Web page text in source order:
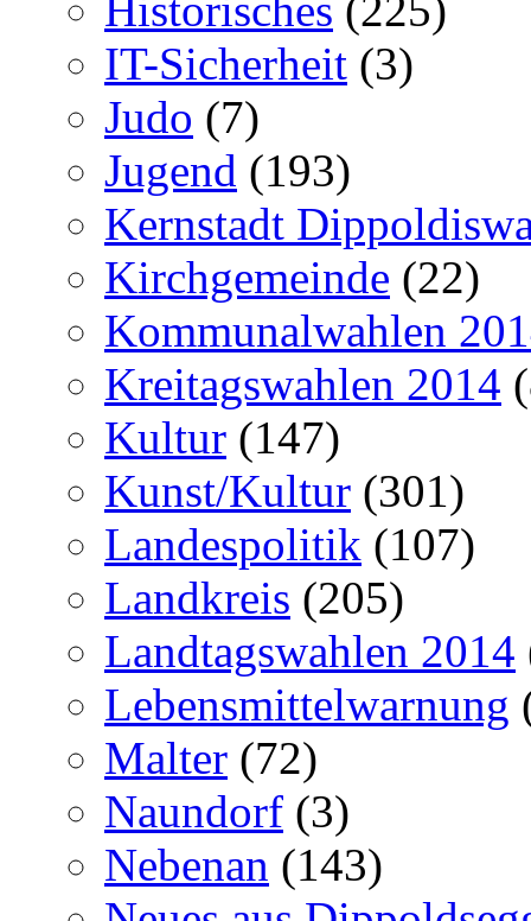
IT-Sicherheit (3)
Judo (7)
Jugend (193)
Kernstadt
Kirchgemeinde (22)
Kommunalwahlen
Kreitagswahlen 2014
Kultur (147)
Kunst/Kultur (301)
Landespolitik (107)
Landkreis (205)
Landtagswahlen 2014
Lebensmittelwarnung
Malter (72)
Naundorf (3)
Nebenan (143)